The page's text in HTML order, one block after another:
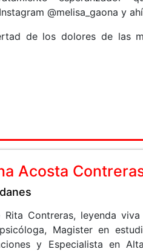
@melisa_gaona y
de los dolores de las
Acosta
Rita Contreras, leyenda
Magister en
y Especialista en